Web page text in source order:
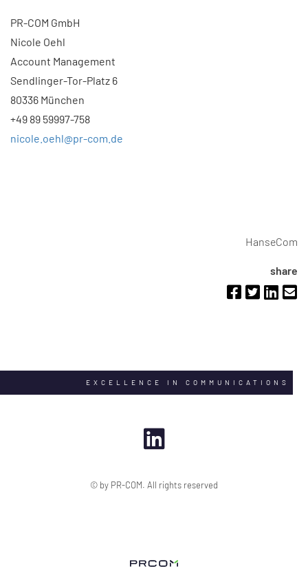
PR-COM GmbH
Nicole Oehl
Account Management
Sendlinger-Tor-Platz 6
80336 München
+49 89 59997-758
nicole.oehl@pr-com.de
HanseCom
share
EXCELLENCE IN COMMUNICATIONS
© by PR-COM. All rights reserved